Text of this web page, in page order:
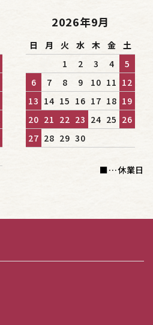
2026年9月
日 月 火 水 木 金 土
1
2 3 4
5
6
7 8 9 10 11 12
13 14 15 16 17 18 19
20 21 22 23 24 25 26
27 28 29 30
■…休業日